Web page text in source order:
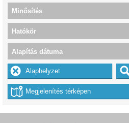
Minősítés
Hatókör
Alapítás dátuma